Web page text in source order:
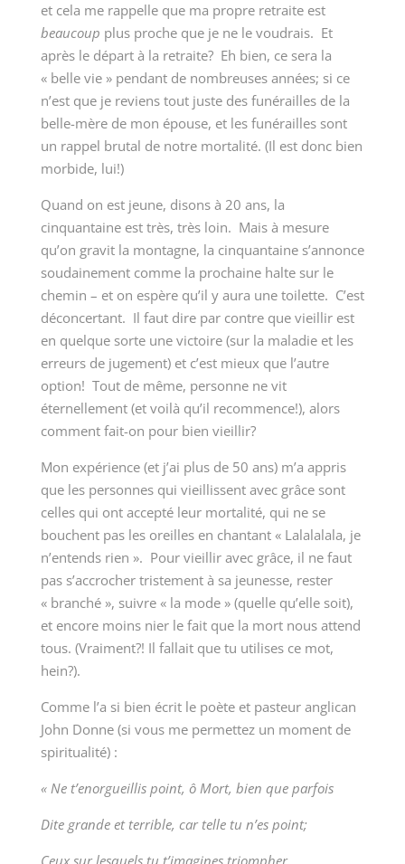
et cela me rappelle que ma propre retraite est
beaucoup plus proche que je ne le voudrais. Et
après le départ à la retraite? Eh bien, ce sera la
« belle vie » pendant de nombreuses années; si ce
n’est que je reviens tout juste des funérailles de la
belle-mère de mon épouse, et les funérailles sont
un rappel brutal de notre mortalité. (Il est donc bien
morbide, lui!)
Quand on est jeune, disons à 20 ans, la
cinquantaine est très, très loin. Mais à mesure
qu’on gravit la montagne, la cinquantaine s’annonce
soudainement comme la prochaine halte sur le
chemin – et on espère qu’il y aura une toilette. C’est
déconcertant. Il faut dire par contre que vieillir est
en quelque sorte une victoire (sur la maladie et les
erreurs de jugement) et c’est mieux que l’autre
option! Tout de même, personne ne vit
éternellement (et voilà qu’il recommence!), alors
comment fait-on pour bien vieillir?
Mon expérience (et j’ai plus de 50 ans) m’a appris
que les personnes qui vieillissent avec grâce sont
celles qui ont accepté leur mortalité, qui ne se
bouchent pas les oreilles en chantant « Lalalalala, je
n’entends rien ». Pour vieillir avec grâce, il ne faut
pas s’accrocher tristement à sa jeunesse, rester
« branché », suivre « la mode » (quelle qu’elle soit),
et encore moins nier le fait que la mort nous attend
tous. (Vraiment?! Il fallait que tu utilises ce mot,
hein?).
Comme l’a si bien écrit le poète et pasteur anglican
John Donne (si vous me permettez un moment de
spiritualité) :
« Ne t’enorgueillis point, ô Mort, bien que parfois
Dite grande et terrible, car telle tu n’es point;